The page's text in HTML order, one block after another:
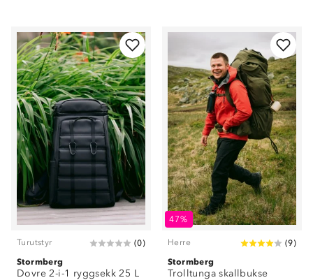
Turutstyr (0)
Stormberg
Dovre 2-i-1 ryggsekk 25 L
47%
Herre (9)
Stormberg
Trolltunga skallbukse